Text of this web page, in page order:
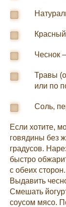
Чеснок
Травы
или по
Соль,
Если хотите,
говядины без
градусов.
быстро
с обеих
Выдавить
Смешать
соусом мясо.